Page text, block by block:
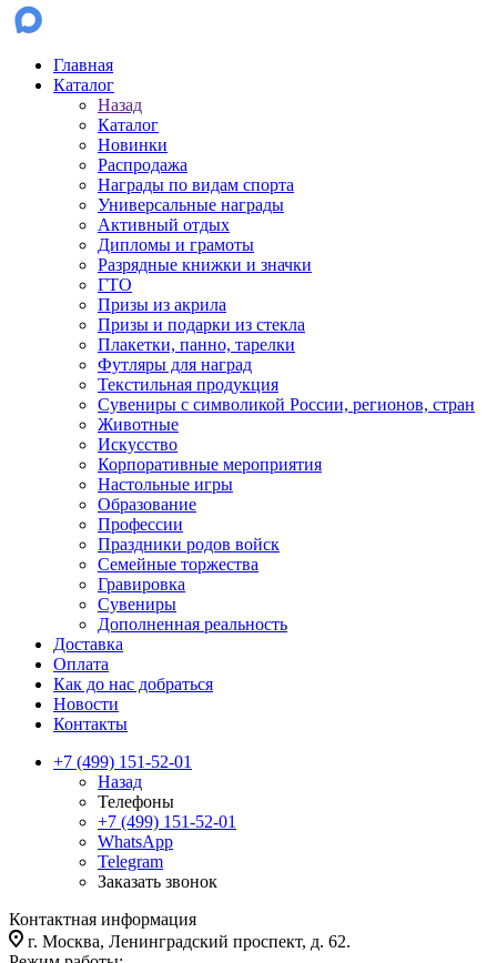
Главная
Каталог
Назад
Каталог
Новинки
Распродажа
Награды по видам спорта
Универсальные награды
Активный отдых
Дипломы и грамоты
Разрядные книжки и значки
ГТО
Призы из акрила
Призы и подарки из стекла
Плакетки, панно, тарелки
Футляры для наград
Текстильная продукция
Сувениры с символикой России, регионов, стран
Животные
Искусство
Корпоративные мероприятия
Настольные игры
Образование
Профессии
Праздники родов войск
Семейные торжества
Гравировка
Сувениры
Дополненная реальность
Доставка
Оплата
Как до нас добраться
Новости
Контакты
+7 (499) 151-52-01
Назад
Телефоны
+7 (499) 151-52-01
WhatsApp
Telegram
Заказать звонок
Контактная информация
г. Москва, Ленинградский проспект, д. 62.